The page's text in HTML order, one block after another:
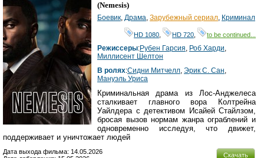
(Nemesis)
Боевик, Драма, Зарубежный сериал, Криминал
HD 1080, HD 720, to be continued...
Режиссеры:Рубен Гарсия, Роб Харди,
Миллисент Шелтон
В ролях:Сидни Митчелл, Эрик С. Сан,
Мануэль Уриса
Криминальная драма из Лос-Анджелеса
сталкивает главного вора Колтрейна
Уайлдера с детективом Исайей Стайлзом,
бросая вызов нормам жанра ограблений и
одновременно исследуя, что движет,
поддерживает и уничтожает людей
Скачать
Дата выхода фильма: 14.05.2026